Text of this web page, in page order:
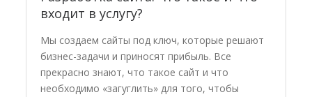
входит в услугу?
Мы создаем сайты под ключ, которые решают
бизнес-задачи и приносят прибыль. Все
прекрасно знают, что такое сайт и что
необходимо «загуглить» для того, чтобы